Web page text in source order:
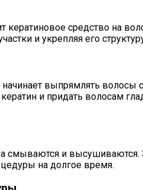
средство на
и укрепляя его
начинает выпрямлять
и придать волосам
и высушиваются.
на долгое время.